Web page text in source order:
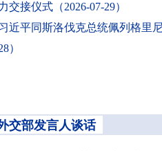
交接仪式（2026-07-29）
近平同斯洛伐克总统佩列格里
）
交部发言人谈话